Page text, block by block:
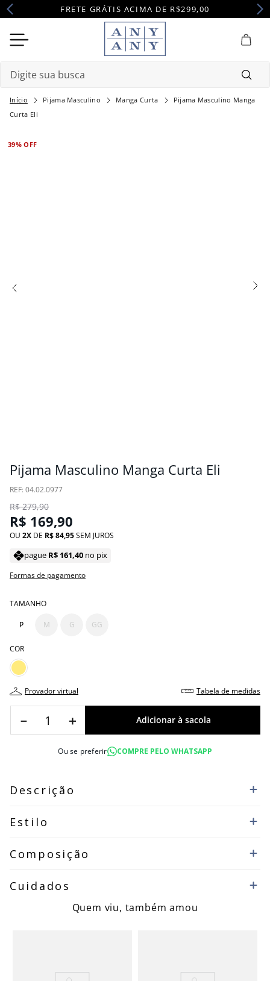
FRETE GRÁTIS ACIMA DE R$299,00
Pijama Masculino Manga Curta
Pijama Masculino Manga
Curta Eli
39%OFF
Pijama Masculino Manga Curta Eli
: 04.02.0977
R$ 279,90
R$ 169,90
OU 2 DE R$84,95SEM JUROS
pague R$ 161,40 no pix
Formas de pagamento
TAMANHO
P M G GG
COR
provador virtual tabela de medidas
＋
－
Ou se preferir COMPRE PELO WHATSAPP
Descrição
Estilo
Composição
Cuidados
Quem viu, também amou
Termos mais buscados
2º pijama